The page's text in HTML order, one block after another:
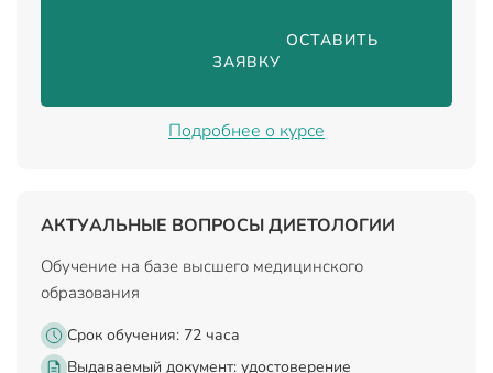
                                ОСТАВИТЬ
ЗАЯВКУ
Подробнее о курсе
АКТУАЛЬНЫЕ ВОПРОСЫ ДИЕТОЛОГИИ
Обучение на базе высшего медицинского
образования
Срок обучения: 72 часа
Выдаваемый документ: удостоверение